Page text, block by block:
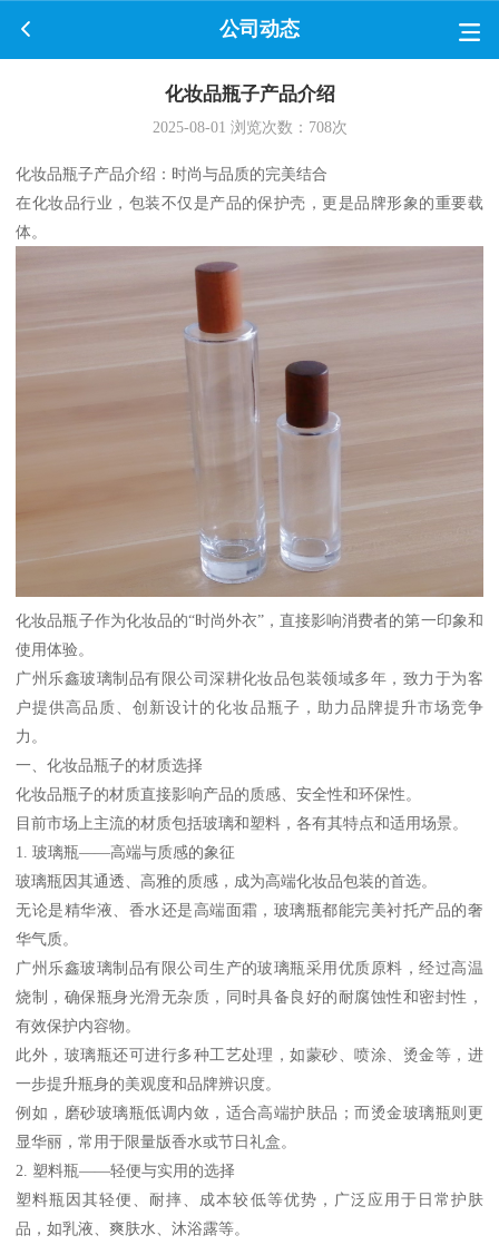
公司动态
化妆品瓶子产品介绍
2025-08-01 浏览次数： 708次
化妆品瓶子产品介绍：时尚与品质的完美结合
在化妆品行业，包装不仅是产品的保护壳，更是品牌形象的重要载
体。
化妆品瓶子作为化妆品的“时尚外衣”，直接影响消费者的第一印象和
使用体验。
广州乐鑫玻璃制品有限公司深耕化妆品包装领域多年，致力于为客
户提供高品质、创新设计的化妆品瓶子，助力品牌提升市场竞争
力。
一、化妆品瓶子的材质选择
化妆品瓶子的材质直接影响产品的质感、安全性和环保性。
目前市场上主流的材质包括玻璃和塑料，各有其特点和适用场景。
1. 玻璃瓶——高端与质感的象征
玻璃瓶因其通透、高雅的质感，成为高端化妆品包装的首选。
无论是精华液、香水还是高端面霜，玻璃瓶都能完美衬托产品的奢
华气质。
广州乐鑫玻璃制品有限公司生产的玻璃瓶采用优质原料，经过高温
烧制，确保瓶身光滑无杂质，同时具备良好的耐腐蚀性和密封性，
有效保护内容物。
此外，玻璃瓶还可进行多种工艺处理，如蒙砂、喷涂、烫金等，进
一步提升瓶身的美观度和品牌辨识度。
例如，磨砂玻璃瓶低调内敛，适合高端护肤品；而烫金玻璃瓶则更
显华丽，常用于限量版香水或节日礼盒。
2. 塑料瓶——轻便与实用的选择
塑料瓶因其轻便、耐摔、成本较低等优势，广泛应用于日常护肤
品，如乳液、爽肤水、沐浴露等。